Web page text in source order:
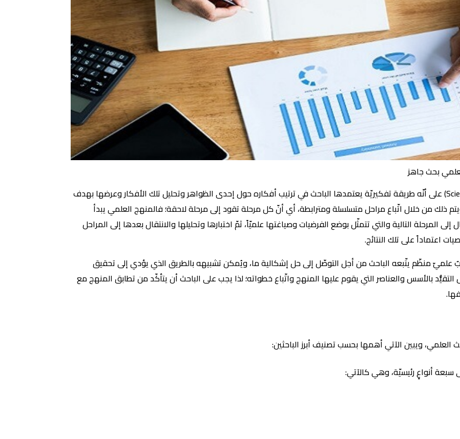
بحث جاهز
يعرّف المنهج العلمي (بالإنجليزية: Scientific method) على أنّه طريقة تفكيريّة يعتمدها الباحث في ترتيب أفكاره حول إحدى الظواهر وتحليل تلك الأفكار وعرضها بهدف
ذلك من خلال اتّباع مراحل متسلسلة ومترابطة، أي أنّ كل مرحلة تقود إلى مرحلة لاحقة؛ فالمنهج العلمي يبدأ
المرحلة التالية والتي تتمثّل بوضع الفرضيات وصياغتها علميّاً، ثمّ اختبارها وتحليلها والانتقال بعدها إلى المراحل
اعتماداً على تلك النتائج.
علميّ منظّم يتّبعه الباحث من أجل التوصّل إلى حل إشكالية ما، ويُمكن تشبيهه بالطريق الذي يؤدي إلى تحقيق
بالأسس والعناصر التي يقوم عليها المنهج واتّباع خطواته؛ لذا يجب على الباحث أن يتأكّد من تطابق المنهج مع
العلمي، ويبين الآتي أهمها بحسب تصنيف أبرز الباحثين:
أنواعٍ رئيسيّة، وهي كالآتي: